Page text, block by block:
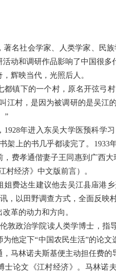
著名社会学家、人类学家、民
动和调研作品影响了中国很多
辉映当代，光照后人。
都镇下的一个村，原名开弦弓
江村，是因为被调研的是吴
”
1928年进入东吴大学医预科学
架上的书几乎都读完了。
费孝通偕妻子王同惠到广西
村经济》中文版前言）。
姐费达生建议他去吴江县庙港
，以田野调查方式，全面反
革的动力和方向。
敦政治学院读人类学博士，
他定下“中国农民生活”的论
马林诺夫斯基便主动担任费的
士论文《江村经济》。马林诺